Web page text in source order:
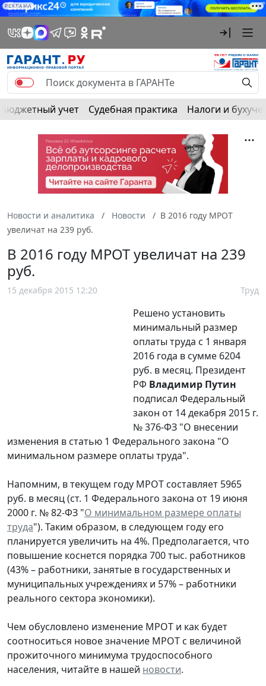
РЕКЛАМА
Бюджетный учет Судебная практика Налоги и
Новости и аналитика Новости
В 2016 году МРОТ
увеличат на 239 руб.
В 2016 году МРОТ увеличат на 239
руб.
15 декабря 2015 12:20 Труд
Решено установить
минимальный размер
оплаты труда с 1 января
2016 года в сумме 6204
руб. в месяц. Президент
РФ Владимир Путин
подписал Федеральный
закон от 14 декабря 2015 г.
№ 376-ФЗ "О внесении
изменения в статью 1 Федерального закона "О
минимальном размере оплаты труда".
Напомним, в текущем году МРОТ составляет 5965
руб. в месяц (ст. 1 Федерального закона от 19 июня
2000 г. № 82-ФЗ "О минимальном размере оплаты
труда"). Таким образом, в следующем году его
планируется увеличить на 4%. Предполагается, что
повышение коснется порядка 700 тыс. работников
(43% – работники, занятые в государственных и
муниципальных учреждениях и 57% – работники
реального сектора экономики).
Чем обусловлено изменение МРОТ и как будет
соотноситься новое значение МРОТ с величиной
прожиточного минимума трудоспособного
населения, читайте в нашей новости.